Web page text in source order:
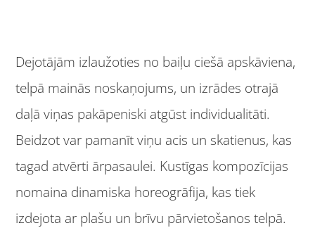
Dejotājām izlaužoties no baiļu ciešā apskāviena,
telpā mainās noskaņojums, un izrādes otrajā
daļā viņas pakāpeniski atgūst individualitāti.
Beidzot var pamanīt viņu acis un skatienus, kas
tagad atvērti ārpasaulei. Kustīgas kompozīcijas
nomaina dinamiska horeogrāfija, kas tiek
izdejota ar plašu un brīvu pārvietošanos telpā.